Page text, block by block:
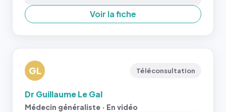
Voir la fiche
GL Téléconsultation
Dr Guillaume Le Gal
Médecin généraliste · En vidéo